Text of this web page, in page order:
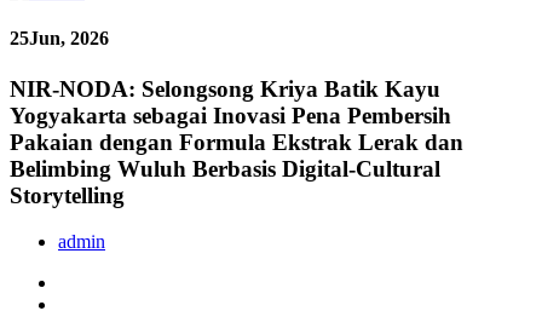
25Jun, 2026
NIR-NODA: Selongsong Kriya Batik Kayu
Yogyakarta sebagai Inovasi Pena Pembersih
Pakaian dengan Formula Ekstrak Lerak dan
Belimbing Wuluh Berbasis Digital-Cultural
Storytelling
admin